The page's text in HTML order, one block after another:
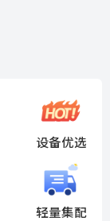
设备优选
轻量集配